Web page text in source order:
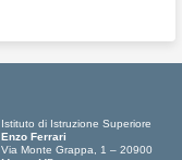
Istituto di Istruzione Superiore
Enzo Ferrari
Via Monte Grappa, 1 – 20900